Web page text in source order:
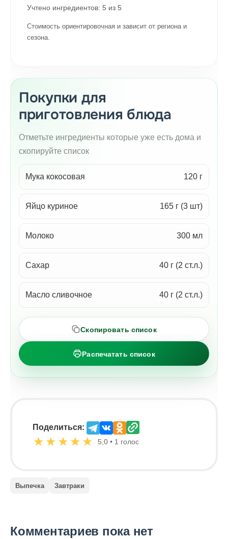
Учтено ингредиентов: 5 из 5
Стоимость ориентировочная и зависит от региона и
сезона.
Покупки для
приготовления блюда
Отметьте ингредиенты которые уже есть дома и
скопируйте список
Мука кокосовая 120 г
Яйцо куриное 165 г (3 шт)
Молоко 300 мл
Сахар 40 г (2 ст.л.)
Масло сливочное 40 г (2 ст.л.)
Скопировать список
Распечатать список
Поделиться:
★ ★ ★ ★ ★ 5,0 • 1 голос
Выпечка Завтраки
Комментариев пока нет